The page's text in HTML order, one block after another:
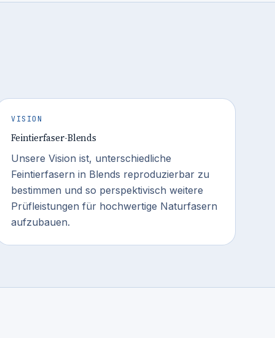
VISION
Feintierfaser-Blends
Unsere Vision ist, unterschiedliche
Feintierfasern in Blends reproduzierbar zu
bestimmen und so perspektivisch weitere
Prüfleistungen für hochwertige Naturfasern
aufzubauen.